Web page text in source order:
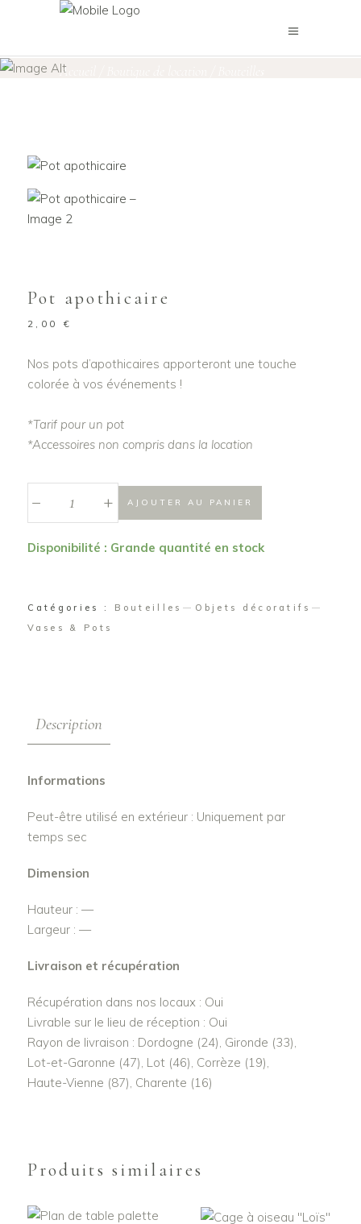
Accueil
Pot apothicaire
2,00 €
Nos pots d’apothicaires apporteront une touche
colorée à vos événements !
*Tarif pour un pot
*Accessoires non compris dans la location
+ AJOUTER AU PANIER
Disponibilité : Grande quantité en stock
Catégories : Bouteilles
Objets décoratifs
Vases & Pots
Description
Informations
Peut-être utilisé en extérieur : Uniquement par
temps sec
Dimension
Hauteur : —
Largeur : —
Livraison et récupération
Récupération dans nos locaux : Oui
Livrable sur le lieu de réception : Oui
Rayon de livraison : Dordogne (24), Gironde (33),
Lot-et-Garonne (47), Lot (46), Corrèze (19),
Haute-Vienne (87), Charente (16)
Produits similaires
AJOUTER AU
PANIER